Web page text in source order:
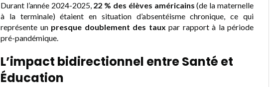
Durant l’année 2024-2025, 22 % des élèves américains(de la maternelle
à la terminale) étaient en situation d’absentéisme chronique, ce qui
représente un presque doublement des taux par rapport à la période
pré-pandémique.
L’impact bidirectionnel entre Santé et
Éducation